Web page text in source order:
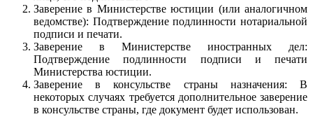
Заверение в Министерстве юстиции (или аналогичном
ведомстве): Подтверждение подлинности нотариальной
подписи и печати.
Заверение в Министерстве иностранных дел:
Подтверждение подлинности подписи и печати
Министерства юстиции.
Заверение в консульстве страны назначения: В
некоторых случаях требуется дополнительное заверение
в консульстве страны, где документ будет использован.